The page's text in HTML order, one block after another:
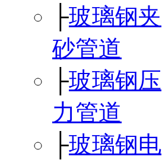
├玻璃钢夹
砂管道
├玻璃钢压
力管道
├玻璃钢电